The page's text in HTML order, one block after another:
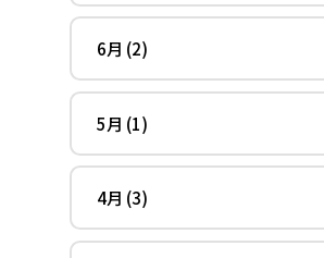
6月 (2)
5月 (1)
4月 (3)